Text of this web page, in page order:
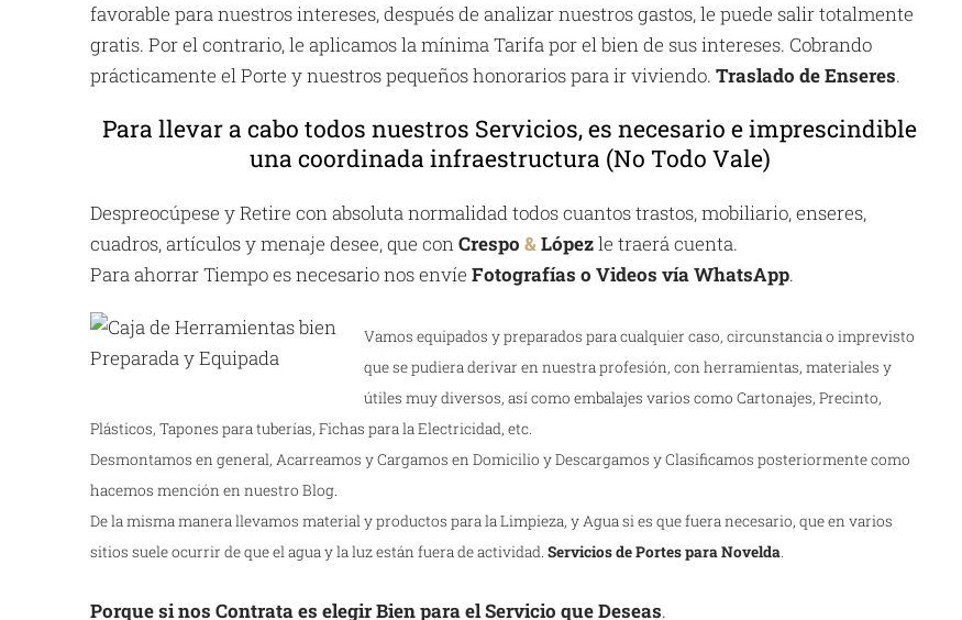
favorable para nuestros intereses, después de analizar nuestros gastos, le puede salir totalmente
gratis. Por el contrario, le aplicamos la mínima Tarifa por el bien de sus intereses. Cobrando
prácticamente el Porte y nuestros pequeños honorarios para ir viviendo. Traslado de Enseres.
Para llevar a cabo todos nuestros Servicios, es necesario e imprescindible
una coordinada infraestructura (No Todo Vale)
Despreocúpese y Retire con absoluta normalidad todos cuantos trastos, mobiliario, enseres,
cuadros, artículos y menaje desee, que conCrespo &Lópezle traerá cuenta.
Para ahorrar Tiempo es necesario nos envíe Fotografías o Videos vía WhatsApp.
Vamos equipados y preparados para cualquier caso, circunstancia o imprevisto
que se pudiera derivar en nuestra profesión, con herramientas, materiales y
útiles muy diversos, así como embalajes varios como Cartonajes, Precinto,
Plásticos, Tapones para tuberías, Fichas para la Electricidad, etc.
Desmontamos en general, Acarreamos y Cargamos en Domicilio y Descargamos y Clasificamos posteriormente como
hacemos mención en nuestro Blog.
De la misma manera llevamos material y productos para la Limpieza, y Agua si es que fuera necesario, que en varios
sitios suele ocurrir de que el agua y la luz están fuera de actividad. Servicios de Portes para Novelda.
Porque si nos Contrata es elegir Bien para el Servicio que Deseas.